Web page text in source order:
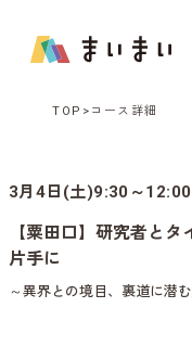
TOP コース詳細
3月4日(土)9:30～12:00
【粟田口】研究者と
片手に
～異界との境目、裏道に潜